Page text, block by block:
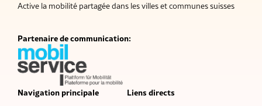
Active la mobilité partagée dans les villes et communes suisses
Partenaire de communication:
Navigation principale Liens directs